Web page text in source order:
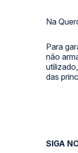
Na
Para
não
das
SIGA